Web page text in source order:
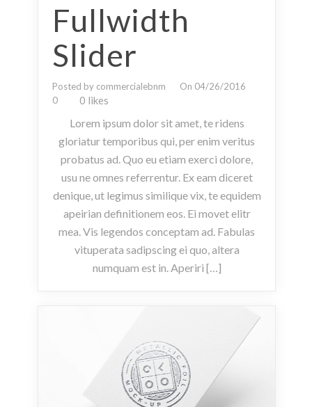
Fullwidth
Slider
Posted by commercialebnm
On 04/26/2016
0
0 likes
Lorem ipsum dolor sit amet, te ridens
gloriatur temporibus qui, per enim veritus
probatus ad. Quo eu etiam exerci dolore,
usu ne omnes referrentur. Ex eam diceret
denique, ut legimus similique vix, te equidem
apeirian definitionem eos. Ei movet elitr
mea. Vis legendos conceptam ad. Fabulas
vituperata sadipscing ei quo, altera
numquam est in. Aperiri […]